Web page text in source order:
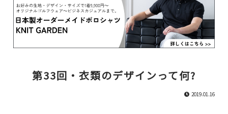
第33回・衣類のデザインって何?
2019.01.16